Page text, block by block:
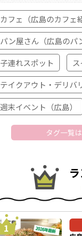
カフェ（広島のカフェ
パン屋さん（広島のパ
子連れスポット
テイクアウト・デリバ
週末イベント（広島）
タグ一覧